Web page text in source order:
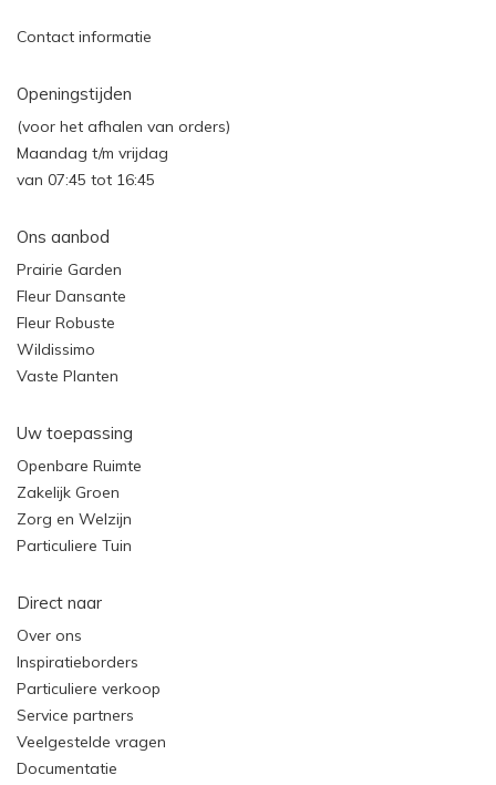
Contact informatie
Openingstijden
(voor het afhalen van orders)
Maandag t/m vrijdag
van 07:45 tot 16:45
Ons aanbod
Prairie Garden
Fleur Dansante
Fleur Robuste
Wildissimo
Vaste Planten
Uw toepassing
Openbare Ruimte
Zakelijk Groen
Zorg en Welzijn
Particuliere Tuin
Direct naar
Over ons
Inspiratieborders
Particuliere verkoop
Service partners
Veelgestelde vragen
Documentatie